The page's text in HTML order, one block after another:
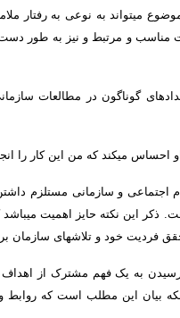
می­تواند به نوعی به رفتار
مناسب و مرتبط و نیز به طور
گوناگون در مطالعات
می­کند که من این کار را
اجتماعی و سازمانی مستلزم
ذکر این نکته حایز اهمیت
فردیت خود و تلاش­های سازمان
به یک فهم مشترک از اهداف
این مطلب است که روابط و